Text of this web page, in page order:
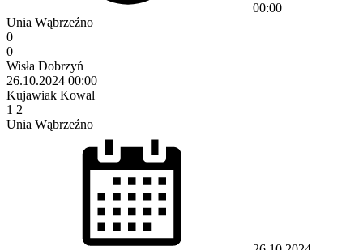
00:00
Unia Wąbrzeźno
0
0
Wisła Dobrzyń
26.10.2024 00:00
Kujawiak Kowal
1 2
Unia Wąbrzeźno